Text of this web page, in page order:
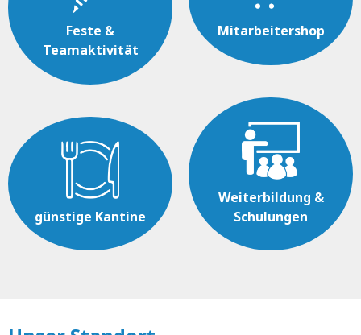
Feste &
Teamaktivität
günstige Kantine
Mitarbeitershop
Weiterbildung &
Schulungen